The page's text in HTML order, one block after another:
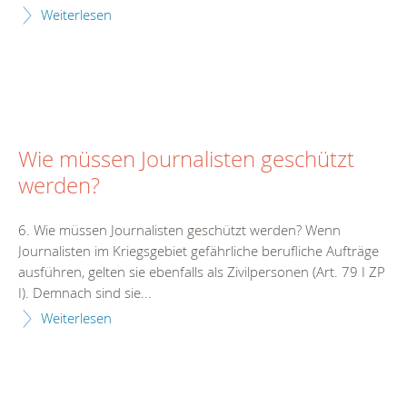
Weiterlesen
Wie müssen Journalisten geschützt
werden?
6. Wie müssen Journalisten geschützt werden? Wenn
Journalisten im Kriegsgebiet gefährliche berufliche Aufträge
ausführen, gelten sie ebenfalls als Zivilpersonen (Art. 79 I ZP
I). Demnach sind sie...
Weiterlesen